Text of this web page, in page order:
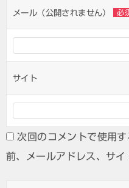
ンメール（公開されません） 必
サイト
次回のコメントで使用
前、メールアドレス、サイ